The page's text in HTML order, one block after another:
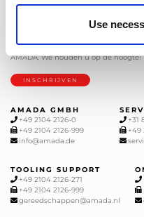
Use
en heeft een oplossing voor al uw
ontvang het laatste nieuws van
AMADA. We houden u op de hoogte!
INSCHRIJVEN
AMADA GMBH
+49 2104 2126-0
+49 2104 2126-999
info@amada.de
+31
+49
TOOLING SUPPORT
+49 2104 2126-271
+49 2104 2126-999
gereedschappen@amada.nl